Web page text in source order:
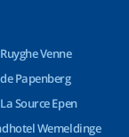
Venne
Papenberg
Source Epen
Wemeldinge